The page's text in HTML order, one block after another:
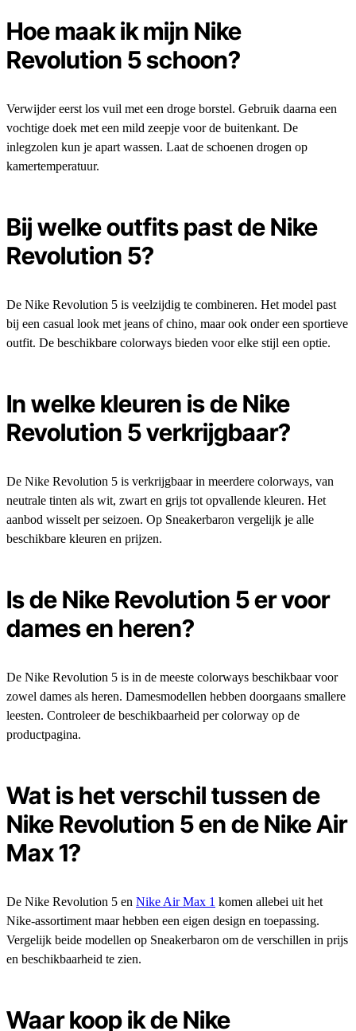
Hoe maak ik mijn Nike
Revolution 5 schoon?
Verwijder eerst los vuil met een droge borstel. Gebruik daarna een
vochtige doek met een mild zeepje voor de buitenkant. De
inlegzolen kun je apart wassen. Laat de schoenen drogen op
kamertemperatuur.
Bij welke outfits past de Nike
Revolution 5?
De Nike Revolution 5 is veelzijdig te combineren. Het model past
bij een casual look met jeans of chino, maar ook onder een sportieve
outfit. De beschikbare colorways bieden voor elke stijl een optie.
In welke kleuren is de Nike
Revolution 5 verkrijgbaar?
De Nike Revolution 5 is verkrijgbaar in meerdere colorways, van
neutrale tinten als wit, zwart en grijs tot opvallende kleuren. Het
aanbod wisselt per seizoen. Op Sneakerbaron vergelijk je alle
beschikbare kleuren en prijzen.
Is de Nike Revolution 5 er voor
dames en heren?
De Nike Revolution 5 is in de meeste colorways beschikbaar voor
zowel dames als heren. Damesmodellen hebben doorgaans smallere
leesten. Controleer de beschikbaarheid per colorway op de
productpagina.
Wat is het verschil tussen de
Nike Revolution 5 en de Nike Air
Max 1?
De Nike Revolution 5 en Nike Air Max 1 komen allebei uit het
Nike-assortiment maar hebben een eigen design en toepassing.
Vergelijk beide modellen op Sneakerbaron om de verschillen in prijs
en beschikbaarheid te zien.
Waar koop ik de Nike